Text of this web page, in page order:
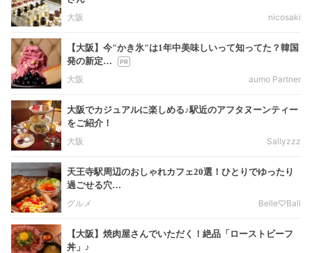
大阪
nicosaki
【大阪】今"かき氷"は1年中美味しいって知ってた？韓国
発の新定…
大阪
aumo Partner
大阪でカジュアルに楽しめる♪駅近のアフタヌーンティー
をご紹介！
大阪
Sallyzzz
天王寺駅周辺のおしゃれカフェ20選！ひとりでゆったり
過ごせる穴…
グルメ
Belle♡Bali
【大阪】焼肉屋さんでいただく！絶品「ローストビーフ
丼」♪